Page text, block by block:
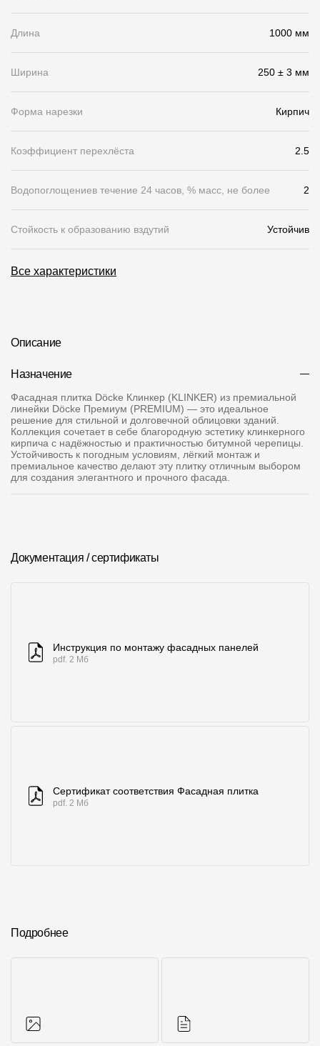
Цены
Компания
О компании
Качество фасадов
Отправка рекламации
Предложения по сотрудничеству
Алтайский край
Где купить?
8 800 100 71 45 site@docke.ru
Режим работы
Пн-Пт - 10-19
Длина 1000 мм
Ширина 250 ± 3 мм
Форма нарезки Кирпич
Коэффициент перехлёста 2.5
Водопоглощениев течение 24 часов, % масс, не более 2
Стойкость к образованию вздутий Устойчив
Все характеристики
Описание
Назначение
Фасадная плитка Döcke Клинкер (KLINKER) из премиальной
линейки Döcke Премиум (PREMIUM) — это идеальное
решение для стильной и долговечной облицовки зданий.
Коллекция сочетает в себе благородную эстетику клинкерного
кирпича с надёжностью и практичностью битумной черепицы.
Устойчивость к погодным условиям, лёгкий монтаж и
премиальное качество делают эту плитку отличным выбором
для создания элегантного и прочного фасада.
Документация / сертификаты
Инструкция по монтажу фасадных панелей
pdf. 2 Мб
Сертификат соответствия Фасадная плитка
pdf. 2 Мб
Подробнее